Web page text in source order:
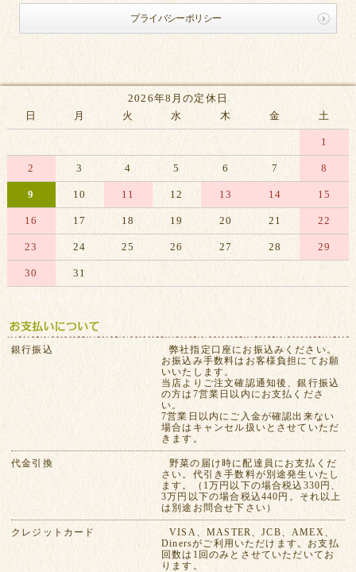
プライバシーポリシー
2026年8月の定休日
日
月 火 水 木 金 土
1
2 3 4 5 6 7 8
9 10 11 12 13 14 15
16 17 18 19 20 21 22
23 24 25 26 27 28 29
30 31
※赤字は休業日です
銀行振込
弊社指定口座にお振込みください。
お振込み手数料はお客様負担にてお願
いいたします。
当店よりご注文確認通知後、銀行振込
の方は7営業日以内にお支払くださ
い。
7営業日以内にご入金が確認出来ない
場合はキャンセル扱いとさせていただ
きます。
代金引換
野菜の届け時に配達員にお支払くだ
さい。代引き手数料が別途発生いたし
ます。（1万円以下の場合税込330円、
3万円以下の場合税込440円。それ以上
は別途お問合せ下さい）
クレジットカード
VISA、MASTER、JCB、AMEX、
Dinersがご利用いただけます。お支払
回数は1回のみとさせていただいてお
ります。